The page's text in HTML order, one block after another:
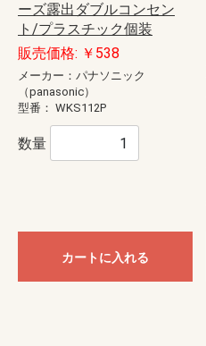
ーズ露出ダブルコンセン
ト/プラスチック個装
販売価格: ￥538
メーカー：パナソニック
（panasonic）
型番： WKS112P
数量
カートに入れる